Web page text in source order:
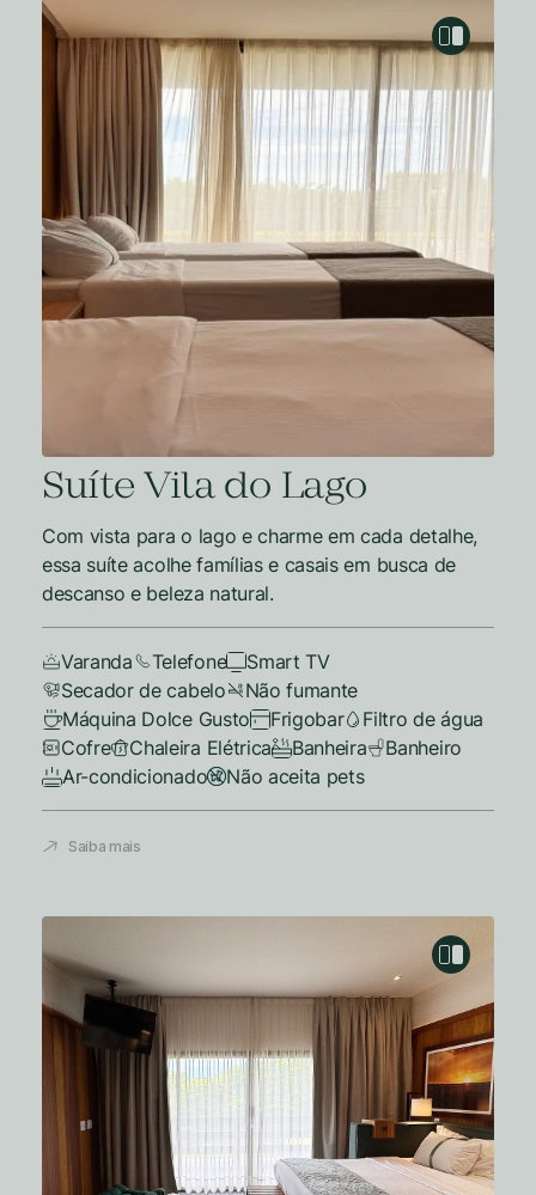
Suíte Vila do Lago
Com vista para o lago e charme em cada detalhe,
essa suíte acolhe famílias e casais em busca de
descanso e beleza natural.
Varanda Telefone
Smart TV
Secador de cabelo
Não fumante
Máquina Dolce Gusto
Frigobar
Filtro de água
Cofre
Chaleira Elétrica Banheira
Banheiro
Ar-condicionado
Não aceita pets
Saiba mais